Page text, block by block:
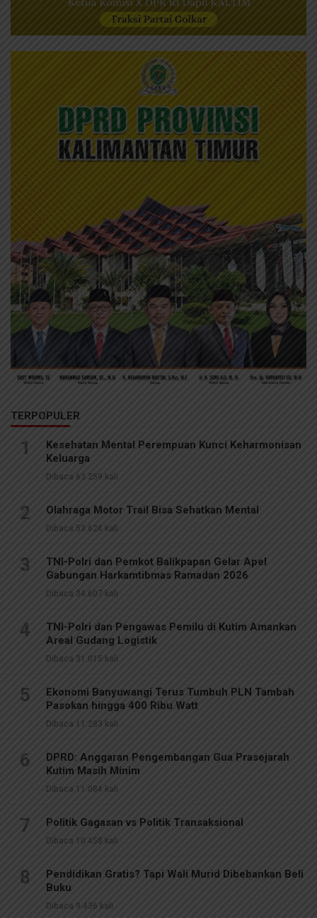
TERPOPULER
1
Kesehatan Mental Perempuan Kunci Keharmonisan
Keluarga
Dibaca 63.259 kali
2 Olahraga Motor Trail Bisa Sehatkan Mental
Dibaca 53.624 kali
3
TNI-Polri dan Pemkot Balikpapan Gelar Apel
Gabungan Harkamtibmas Ramadan 2026
Dibaca 34.607 kali
4
TNI-Polri dan Pengawas Pemilu di Kutim Amankan
Areal Gudang Logistik
Dibaca 31.015 kali
5
Ekonomi Banyuwangi Terus Tumbuh PLN Tambah
Pasokan hingga 400 Ribu Watt
Dibaca 11.283 kali
6
DPRD: Anggaran Pengembangan Gua Prasejarah
Kutim Masih Minim
Dibaca 11.084 kali
7 Politik Gagasan vs Politik Transaksional
Dibaca 10.458 kali
8
Pendidikan Gratis? Tapi Wali Murid Dibebankan Beli
Buku
Dibaca 9.436 kali